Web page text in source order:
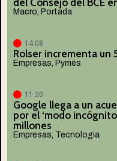
del Consejo del BCE
Macro, Portada
14:08
Rolser incrementa un
Empresas, Pymes
11:20
Google llega a un
por el ‘modo
millones
Empresas, Tecnologia